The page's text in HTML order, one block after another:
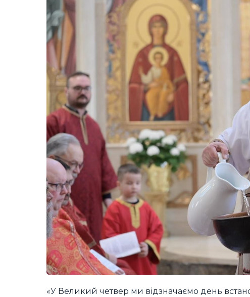
«У Великий четвер ми відзначаємо день